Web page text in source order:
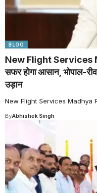
BLOG
New Flight Services
सफर होगा आसान, भोपाल-
उड़ान
New Flight Services Madhya
ByAbhishek Singh